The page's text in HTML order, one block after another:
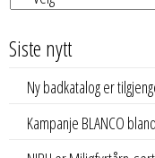
Siste nytt
Ny badkatalog er
Kampanje BLANCO